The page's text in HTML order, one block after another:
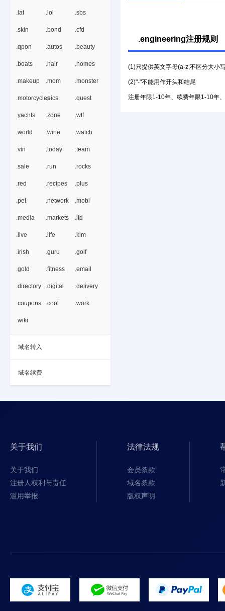
.lat .lol .sbs
.skin .bond .cfd
.qpon .autos .beauty
.boats .hair .homes
.makeup .mom .monster
.motorcycles.pics .quest
.yachts .zone .wtf
.world .wine .watch
.vin .today .team
.sale .run .rocks
.red .recipes .plus
.pet .network .mobi
.media .markets .ltd
.live .life .kim
.irish .guru .golf
.gold .fitness .email
.directory .digital .delivery
.coupons .cool .work
.wiki
域名转入
域名续费
.engineering注册规则
(1)只提供英文字母(a-z,不区分大小
(2)"-"不能用作开头和结尾
注册年限1-10年、续费年限1-10年
关于我们
关于我们
注册人权利与责任
滥用举报
法律法规
会员条款
域名条款
版权声明